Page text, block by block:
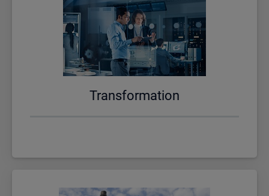
Trans­for­ma­ti­on